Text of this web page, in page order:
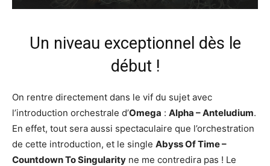
Un niveau exceptionnel dès le
début !
On rentre directement dans le vif du sujet avec
l’introduction orchestrale d’Omega : Alpha – Anteludium.
En effet, tout sera aussi spectaculaire que l’orchestration
de cette introduction, et le single Abyss Of Time –
Countdown To Singularity ne me contredira pas ! Le